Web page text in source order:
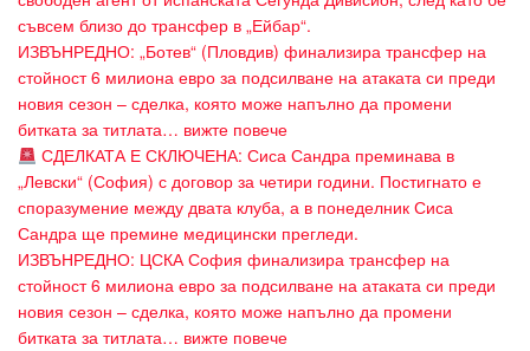
съвсем близо до трансфер в „Ейбар“.
ИЗВЪНРЕДНО: „Ботев“ (Пловдив) финализира трансфер на
стойност 6 милиона евро за подсилване на атаката си преди
новия сезон – сделка, която може напълно да промени
битката за титлата… вижте повече
СДЕЛКАТА Е СКЛЮЧЕНА: Сиса Сандра преминава в
„Левски“ (София) с договор за четири години. Постигнато е
споразумение между двата клуба, а в понеделник Сиса
Сандра ще премине медицински прегледи.
ИЗВЪНРЕДНО: ЦСКА София финализира трансфер на
стойност 6 милиона евро за подсилване на атаката си преди
новия сезон – сделка, която може напълно да промени
битката за титлата… вижте повече